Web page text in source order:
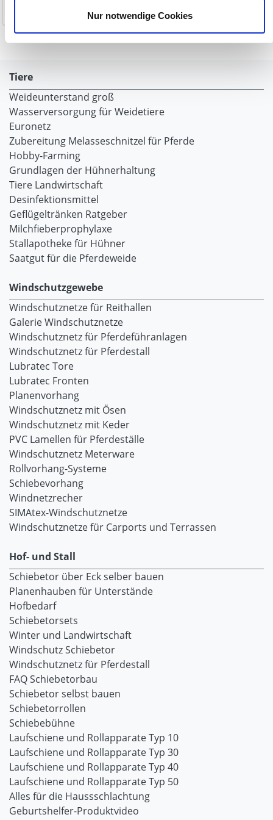
Nur notwendige Cookies
Tiere
Weideunterstand groß
Wasserversorgung für Weidetiere
Euronetz
Zubereitung Melasseschnitzel für Pferde
Hobby-Farming
Grundlagen der Hühnerhaltung
Tiere Landwirtschaft
Desinfektionsmittel
Geflügeltränken Ratgeber
Milchfieberprophylaxe
Stallapotheke für Hühner
Saatgut für die Pferdeweide
Windschutzgewebe
Windschutznetze für Reithallen
Galerie Windschutznetze
Windschutznetz für Pferdeführanlagen
Windschutznetz für Pferdestall
Lubratec Tore
Lubratec Fronten
Planenvorhang
Windschutznetz mit Ösen
Windschutznetz mit Keder
PVC Lamellen für Pferdeställe
Windschutznetz Meterware
Rollvorhang-Systeme
Schiebevorhang
Windnetzrecher
SIMAtex-Windschutznetze
Windschutznetze für Carports und Terrassen
Hof- und Stall
Schiebetor über Eck selber bauen
Planenhauben für Unterstände
Hofbedarf
Schiebetorsets
Winter und Landwirtschaft
Windschutz Schiebetor
Windschutznetz für Pferdestall
FAQ Schiebetorbau
Schiebetor selbst bauen
Schiebetorrollen
Schiebebühne
Laufschiene und Rollapparate Typ 10
Laufschiene und Rollapparate Typ 30
Laufschiene und Rollapparate Typ 40
Laufschiene und Rollapparate Typ 50
Alles für die Haussschlachtung
Geburtshelfer-Produktvideo